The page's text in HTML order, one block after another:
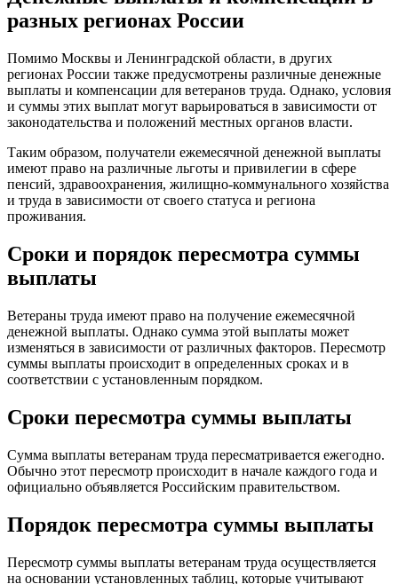
разных регионах России
Помимо Москвы и Ленинградской области, в других
регионах России также предусмотрены различные денежные
выплаты и компенсации для ветеранов труда. Однако, условия
и суммы этих выплат могут варьироваться в зависимости от
законодательства и положений местных органов власти.
Таким образом, получатели ежемесячной денежной выплаты
имеют право на различные льготы и привилегии в сфере
пенсий, здравоохранения, жилищно-коммунального хозяйства
и труда в зависимости от своего статуса и региона
проживания.
Сроки и порядок пересмотра суммы
выплаты
Ветераны труда имеют право на получение ежемесячной
денежной выплаты. Однако сумма этой выплаты может
изменяться в зависимости от различных факторов. Пересмотр
суммы выплаты происходит в определенных сроках и в
соответствии с установленным порядком.
Сроки пересмотра суммы выплаты
Сумма выплаты ветеранам труда пересматривается ежегодно.
Обычно этот пересмотр происходит в начале каждого года и
официально объявляется Российским правительством.
Порядок пересмотра суммы выплаты
Пересмотр суммы выплаты ветеранам труда осуществляется
на основании установленных таблиц, которые учитывают